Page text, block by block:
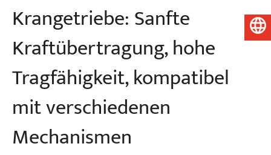
Krangetriebe: Sanfte
Kraftübertragung, hohe
Tragfähigkeit, kompatibel
mit verschiedenen
Mechanismen
Deutsch